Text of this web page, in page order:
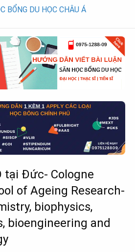
BỔNG DU HỌC CHÂU Á
tại Đức- Cologne
of Ageing Research-
biophysics,
bioengineering and